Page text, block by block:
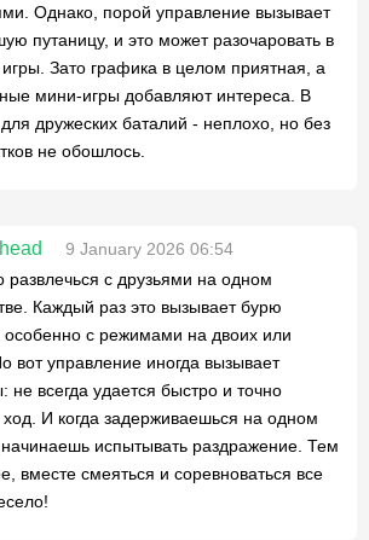
Однако, порой управление вызывает
путаницу, и это может разочаровать в
игры. Зато графика в целом приятная, а
мини-игры добавляют интереса. В
дружеских баталий - неплохо, но без
не обошлось.
9 January 2026 06:54
развлечься с друзьями на одном
Каждый раз это вызывает бурю
с режимами на двоих или
вот управление иногда вызывает
не всегда удается быстро и точно
ход. И когда задерживаешься на одном
испытывать раздражение. Тем
вместе смеяться и соревноваться все